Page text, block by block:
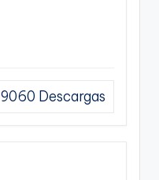
9060 Descargas